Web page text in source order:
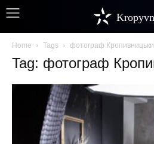
Home Tags фотограф
Tag: фотограф